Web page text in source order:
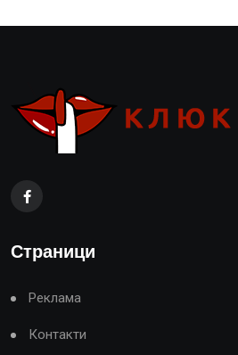
Страници
Реклама
Контакти